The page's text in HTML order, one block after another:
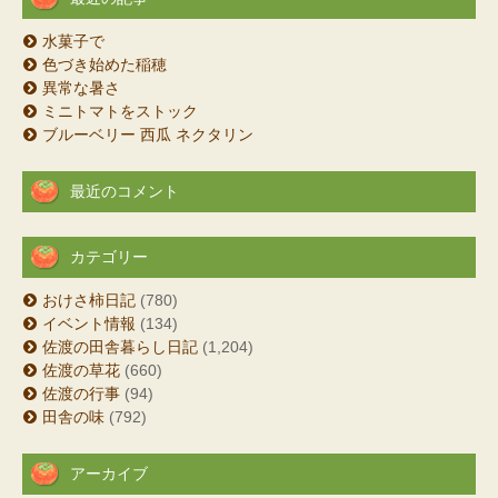
水菓子で
色づき始めた稲穂
異常な暑さ
ミニトマトをストック
ブルーベリー 西瓜 ネクタリン
最近のコメント
カテゴリー
おけさ柿日記 (780)
イベント情報 (134)
佐渡の田舎暮らし日記 (1,204)
佐渡の草花 (660)
佐渡の行事 (94)
田舎の味 (792)
アーカイブ